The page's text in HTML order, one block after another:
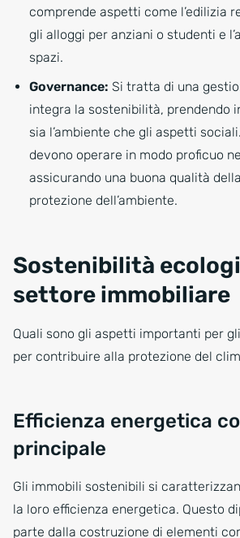
comprende aspetti come l’edilizia
gli alloggi per anziani o studenti e
spazi.
Governance: Si tratta di una
integra la sostenibilità, prendendo
sia l’ambiente che gli aspetti
devono operare in modo proficuo
assicurando una buona qualità
protezione dell’ambiente.
Sostenibilità
settore immobiliare
Quali sono gli aspetti importanti per
per contribuire alla protezione del
Efficienza energetica
principale
Gli immobili sostenibili si
la loro efficienza energetica. Questo
parte dalla costruzione di elementi